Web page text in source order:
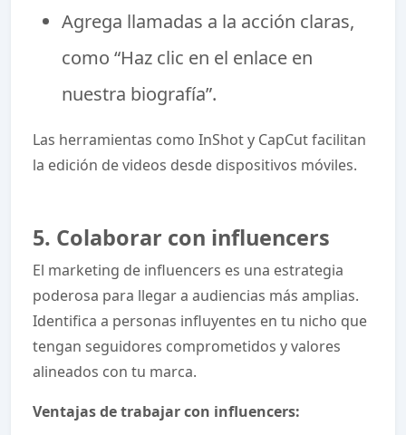
Agrega llamadas a la acción claras,
como “Haz clic en el enlace en
nuestra biografía”.
Las herramientas como InShot y CapCut facilitan
la edición de videos desde dispositivos móviles.
5. Colaborar con influencers
El marketing de influencers es una estrategia
poderosa para llegar a audiencias más amplias.
Identifica a personas influyentes en tu nicho que
tengan seguidores comprometidos y valores
alineados con tu marca.
Ventajas de trabajar con influencers: